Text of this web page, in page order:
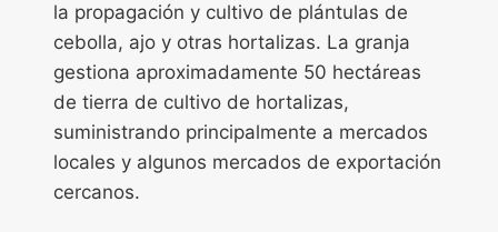
la propagación y cultivo de plántulas de
cebolla, ajo y otras hortalizas. La granja
gestiona aproximadamente 50 hectáreas
de tierra de cultivo de hortalizas,
suministrando principalmente a mercados
locales y algunos mercados de exportación
cercanos.